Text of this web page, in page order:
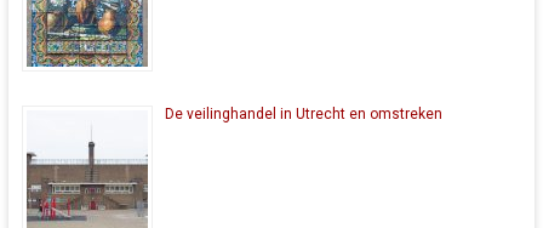
De veilinghandel in Utrecht en omstreken